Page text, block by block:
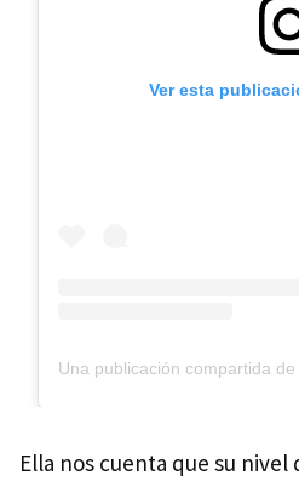
Ver esta
Ella nos cuenta que su